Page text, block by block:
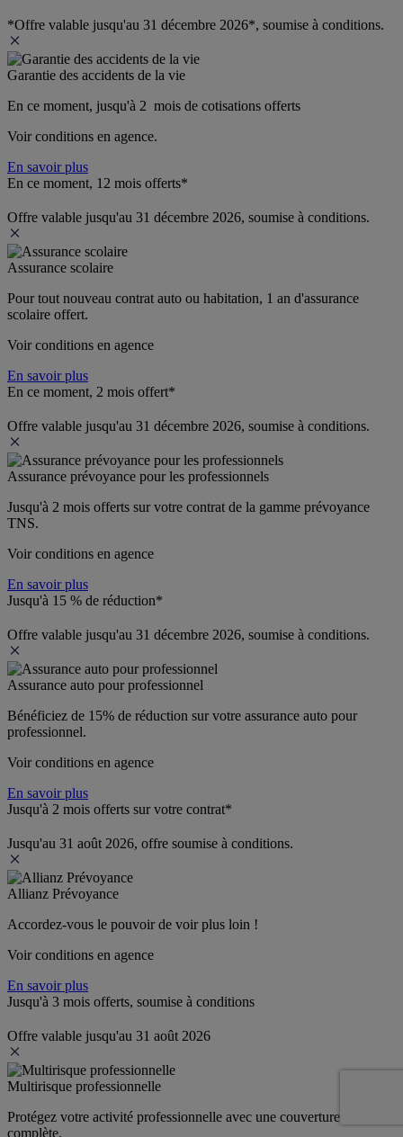
*Offre valable jusqu'au 31 décembre 2026*, soumise à conditions.
Garantie des accidents de la vie
En ce moment, jusqu'à 2  mois de cotisations offerts
Voir conditions en agence.
En savoir plus
En ce moment, 12 mois offerts*
Offre valable jusqu'au 31 décembre 2026, soumise à conditions.
Assurance scolaire
Pour tout nouveau contrat auto ou habitation, 1 an d'assurance
scolaire offert.
Voir conditions en agence
En savoir plus
En ce moment, 2 mois offert*
Offre valable jusqu'au 31 décembre 2026, soumise à conditions.
Assurance prévoyance pour les professionnels
Jusqu'à 2 mois offerts sur votre contrat de la gamme prévoyance
TNS.
Voir conditions en agence
En savoir plus
Jusqu'à 15 % de réduction*
Offre valable jusqu'au 31 décembre 2026, soumise à conditions.
Assurance auto pour professionnel
Bénéficiez de 15% de réduction sur votre assurance auto pour
professionnel.
Voir conditions en agence
En savoir plus
Jusqu'à 2 mois offerts sur votre contrat*
Jusqu'au 31 août 2026, offre soumise à conditions.
Allianz Prévoyance
Accordez-vous le pouvoir de voir plus loin !
Voir conditions en agence
En savoir plus
Jusqu'à 3 mois offerts, soumise à conditions
Offre valable jusqu'au 31 août 2026
Multirisque professionnelle
Protégez votre activité professionnelle avec une couverture
complète.